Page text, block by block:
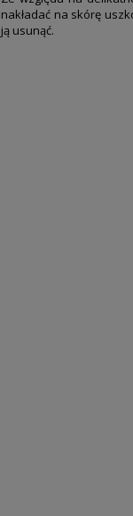
nakładać na skórę
ją usunąć.